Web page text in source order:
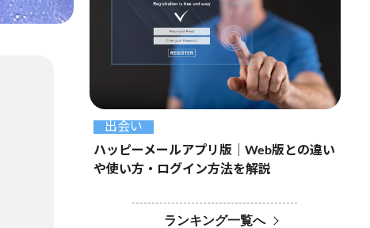
出会い
ハッピーメールアプリ版｜Web版との違い
や使い方・ログイン方法を解説
ランキング一覧へ